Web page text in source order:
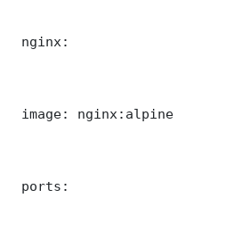
nginx:
image: nginx:alpine
ports: